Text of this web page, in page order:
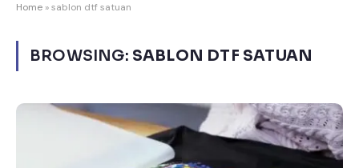
Home »sablon dtf satuan
BROWSING: SABLON DTF SATUAN